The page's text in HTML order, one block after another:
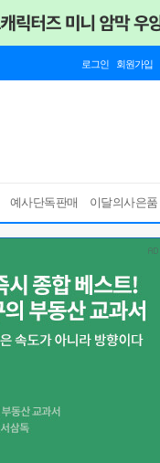
로그인 회원가입
예사단독판매 이달의사은품